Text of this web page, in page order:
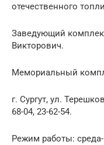
отечественного
Заведующий
Викторович.
Мемориальный
г. Сургут, ул.
68-04, 23-62-54.
Режим работы: